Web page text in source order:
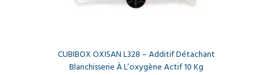
CUBIBOX OXISAN L328 – Additif Détachant
Blanchisserie À L’oxygène Actif 10 Kg